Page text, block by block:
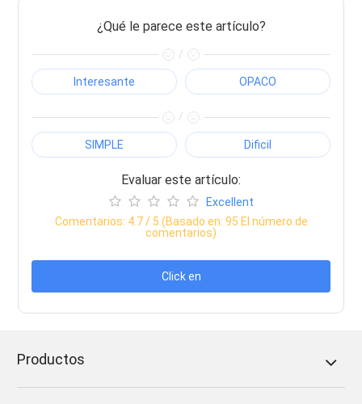
¿Qué le parece este artículo?
/
Interesante OPACO
/
SIMPLE Dificil
Evaluar este artículo:
Excellent
Comentarios: 4.7/ 5 (Basado en: 95 El número de
comentarios)
Click en
Productos